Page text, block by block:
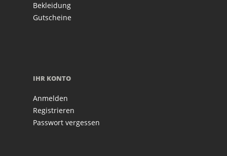
Bekleidung
Gutscheine
IHR KONTO
Anmelden
Registrieren
Passwort vergessen